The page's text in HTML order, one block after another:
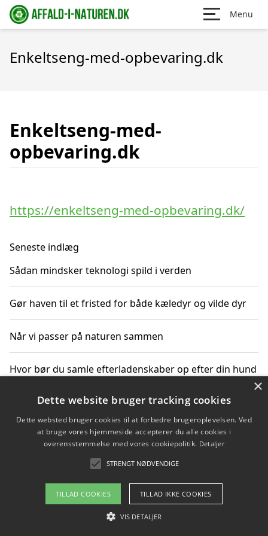
Menu
Enkeltseng-med-opbevaring.dk
Enkeltseng-med-
opbevaring.dk
https://enkeltseng-med-opbevaring.dk/
Seneste indlæg
Sådan mindsker teknologi spild i verden
Gør haven til et fristed for både kæledyr og vilde dyr
Når vi passer på naturen sammen
Hvor bør du samle efterladenskaber op efter din hund
Sådan rydder du effektivt op efter et stort event
Copyright 2026 - Pilanto Aps
Om / kontakt
Blog Betingelser
×
Dette website bruger tracking cookies
Dette websted bruger cookies til at forbedre brugeroplevelsen. Ved
at bruge vores hjemmeside accepterer du alle cookies i
overensstemmelse med vores cookiepolitik. Detaljer
STRENGT NØDVENDIGE
TILLAD COOKIES TILLAD IKKE COOKIES
VIS DETALJER